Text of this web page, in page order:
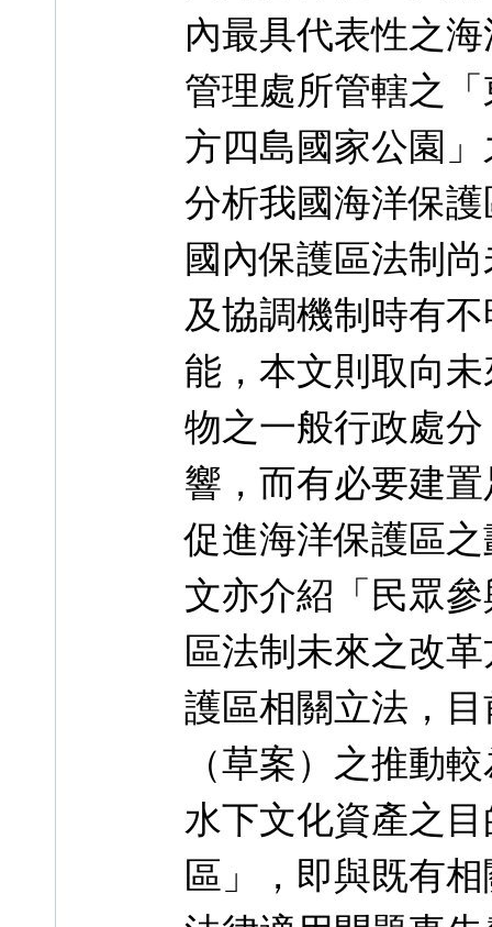
內最具代表性之
管理處所管轄之
方四島國家公園
分析我國海洋保
國內保護區法制
及協調機制時有
能，本文則取向
物之一般行政處
響，而有必要建
促進海洋保護區
文亦介紹「民眾
區法制未來之改
護區相關立法，
（草案）之推動
水下文化資產之
區」，即與既有